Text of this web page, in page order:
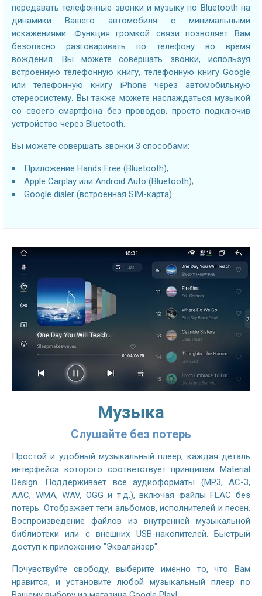
передавать телефонные звонки и музыку по Bluetooth на
динамики Вашего автомобиля с минимальными
искажениями. Функция громкой связи позволяет Вам
безопасно разговаривать по телефону во время
вождения. Вы можете совершать звонки, используя
встроенную телефонную книгу, телефонную книгу Google
или телефонную книгу iPhone через автомобильную
стереосистему. Вы также можете наслаждаться музыкой
со своего смартфона без проводов, просто подключив
устройство через Bluetooth.
Вы можете совершать звонки 3 способами:
Приложение Hands Free (Bluetooth);
Apple Carplay или Android Auto (Bluetooth);
Google dialer (встроенная SIM-карта).
Музыка
Слушайте без потерь
Простой и удобный музыкальный плеер, каждая деталь
интерфейса которого соответствует принципам Material
Design. Поддерживает все аудиоформаты (MP3, AC-3,
AAC, WMA, WAV, OGG и т.д.), включая файлы FLAC без
потерь. Отображает теги альбомов, исполнителей и песен.
Воспроизведение файлов из внутренней музыкальной
библиотеки или с внешних USB-накопителей. Быстрый
доступ к приложению "Эквалайзер".
Почувствуйте свободу, выберите именно то, что Вам
нравится, и установите любой музыкальный плеер по